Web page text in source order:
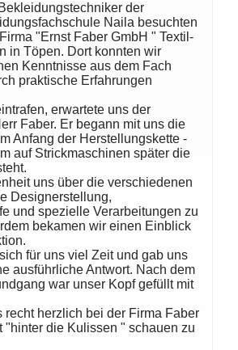
der
Naila besuchten
"Ernst Faber GmbH " Textil-
in Töpen. Dort konnten wir
Kenntnisse aus dem Fach
praktische Erfahrungen
erwartete uns der
Faber. Er begann mit uns die
Anfang der Herstellungskette -
auf Strickmaschinen später die
uns über die verschiedenen
Designerstellung,
und spezielle Verarbeitungen zu
bekamen wir einen Einblick
für uns viel Zeit und gab uns
ausführliche Antwort. Nach dem
war unser Kopf gefüllt mit
recht herzlich bei der Firma Faber
"hinter die Kulissen " schauen zu